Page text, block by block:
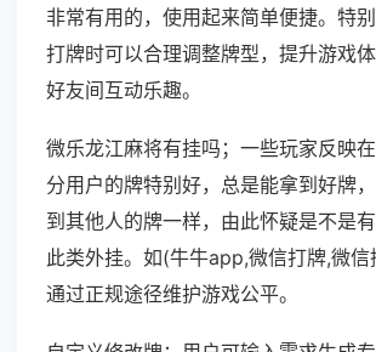
非常有用的，使用起来简单便捷。特
打牌时可以合理调整牌型，提升游戏
好友间互动乐趣。
微乐龙江麻将有挂吗；一些玩家反映
分用户的牌特别好，总是能拿到好牌
到其他人的牌一样，由此怀疑是不是
此类外挂。如(牛牛app,微信打牌,微
通过正规途径维护游戏公平。